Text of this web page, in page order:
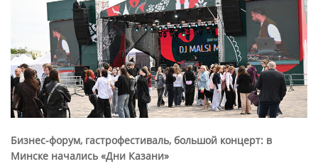
Бизнес-форум, гастрофестиваль, большой концерт: в
Минске начались «Дни Казани»